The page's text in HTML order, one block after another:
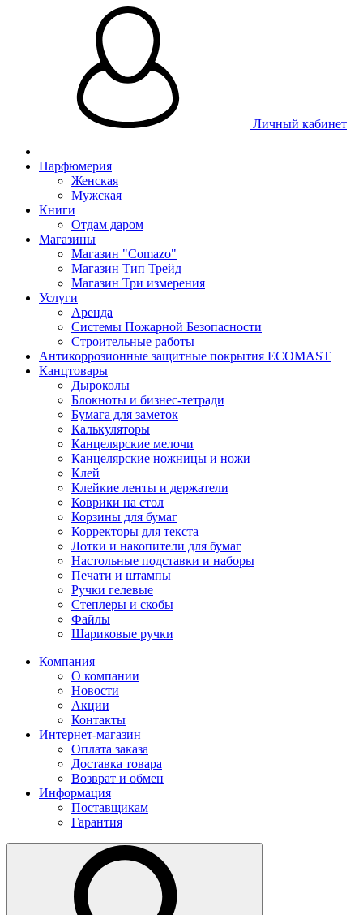
Личный кабинет
Парфюмерия
Женская
Мужская
Книги
Отдам даром
Магазины
Магазин "Comazo"
Магазин Тип Трейд
Магазин Три измерения
Услуги
Аренда
Системы Пожарной Безопасности
Строительные работы
Антикоррозионные защитные покрытия ECOMAST
Канцтовары
Дыроколы
Блокноты и бизнес-тетради
Бумага для заметок
Калькуляторы
Канцелярские мелочи
Канцелярские ножницы и ножи
Клей
Клейкие ленты и держатели
Коврики на стол
Корзины для бумаг
Корректоры для текста
Лотки и накопители для бумаг
Настольные подставки и наборы
Печати и штампы
Ручки гелевые
Степлеры и скобы
Файлы
Шариковые ручки
Компания
О компании
Новости
Акции
Контакты
Интернет-магазин
Оплата заказа
Доставка товара
Возврат и обмен
Информация
Поставщикам
Гарантия